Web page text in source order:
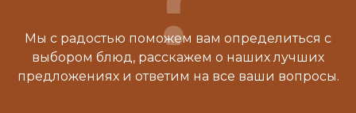
Мы с радостью поможем вам определиться с
выбором блюд, расскажем о наших лучших
предложениях и ответим на все ваши вопросы.